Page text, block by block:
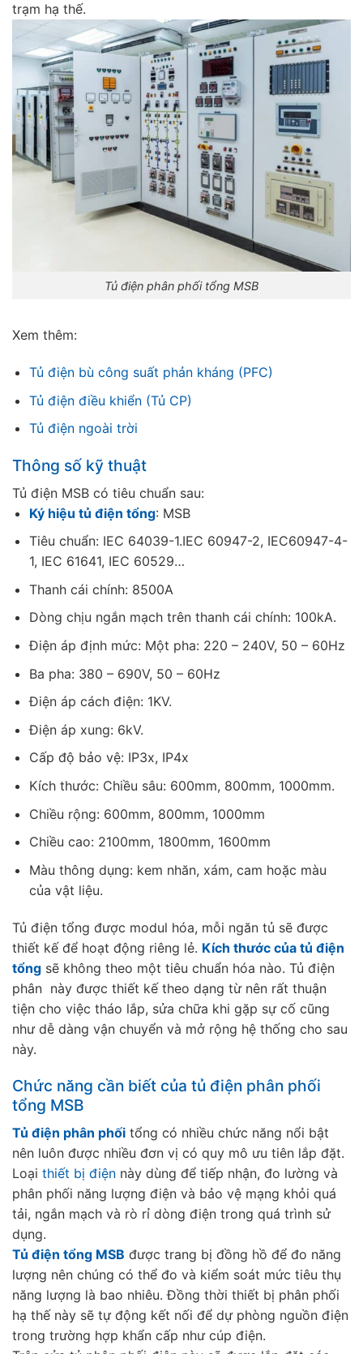
trạm hạ thế.
Tủ điện phân phối tổng MSB
Xem thêm:
Tủ điện bù công suất phản kháng (PFC)
Tủ điện điều khiển (Tủ CP)
Tủ điện ngoài trời
Thông số kỹ thuật
Tủ điện MSB có tiêu chuẩn sau:
Ký hiệu tủ điện tổng: MSB
Tiêu chuẩn: IEC 64039-1.IEC 60947-2, IEC60947-4-
1, IEC 61641, IEC 60529…
Thanh cái chính: 8500A
Dòng chịu ngắn mạch trên thanh cái chính: 100kA.
Điện áp định mức: Một pha: 220 – 240V, 50 – 60Hz
Ba pha: 380 – 690V, 50 – 60Hz
Điện áp cách điện: 1KV.
Điện áp xung: 6kV.
Cấp độ bảo vệ: IP3x, IP4x
Kích thước: Chiều sâu: 600mm, 800mm, 1000mm.
Chiều rộng: 600mm, 800mm, 1000mm
Chiều cao: 2100mm, 1800mm, 1600mm
Màu thông dụng: kem nhăn, xám, cam hoặc màu
của vật liệu.
Tủ điện tổng được modul hóa, mỗi ngăn tủ sẽ được
thiết kế để hoạt động riêng lẻ. Kích thước của tủ điện
tổng sẽ không theo một tiêu chuẩn hóa nào. Tủ điện
phân này được thiết kế theo dạng từ nên rất thuận
tiện cho việc tháo lắp, sửa chữa khi gặp sự cố cũng
như dễ dàng vận chuyển và mở rộng hệ thống cho sau
này.
Chức năng cần biết của tủ điện phân phối
tổng MSB
Tủ điện phân phối tổng có nhiều chức năng nổi bật
nên luôn được nhiều đơn vị có quy mô ưu tiên lắp đặt.
Loại thiết bị điện này dùng để tiếp nhận, đo lường và
phân phối năng lượng điện và bảo vệ mạng khỏi quá
tải, ngắn mạch và rò rỉ dòng điện trong quá trình sử
dụng.
Tủ điện tổng MSB được trang bị đồng hồ để đo năng
lượng nên chúng có thể đo và kiểm soát mức tiêu thụ
năng lượng là bao nhiêu. Đồng thời thiết bị phân phối
hạ thế này sẽ tự động kết nối để dự phòng nguồn điện
trong trường hợp khẩn cấp như cúp điện.